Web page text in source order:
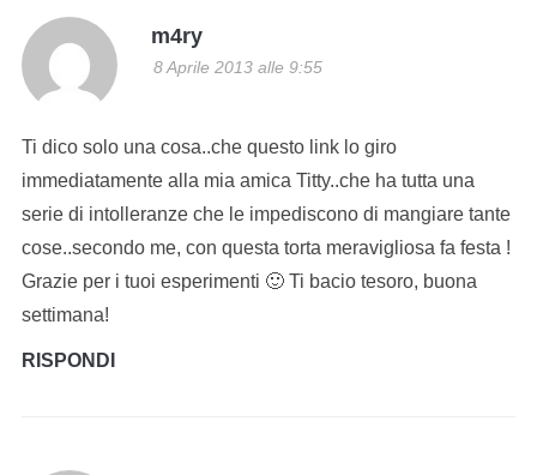
m4ry
8 Aprile 2013 alle 9:55
Ti dico solo una cosa..che questo link lo giro
immediatamente alla mia amica Titty..che ha tutta una
serie di intolleranze che le impediscono di mangiare tante
cose..secondo me, con questa torta meravigliosa fa festa !
Grazie per i tuoi esperimenti 🙂 Ti bacio tesoro, buona
settimana!
RISPONDI